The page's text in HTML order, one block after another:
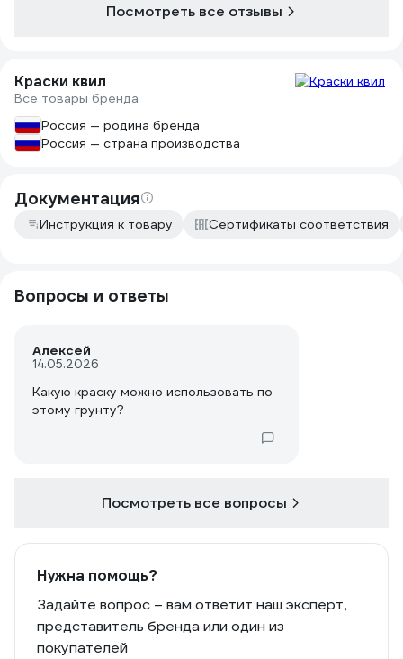
Посмотреть все отзывы
Краски квил
Все товары бренда
Россия — родина бренда
Россия — страна производства
Документация
Инструкция к товару Сертификаты соответствия
Вопросы и ответы
Алексей
14.05.2026
Какую краску можно использовать по
этому грунту?
Посмотреть все вопросы
Нужна помощь?
Задайте вопрос – вам ответит наш эксперт,
представитель бренда или один из
покупателей